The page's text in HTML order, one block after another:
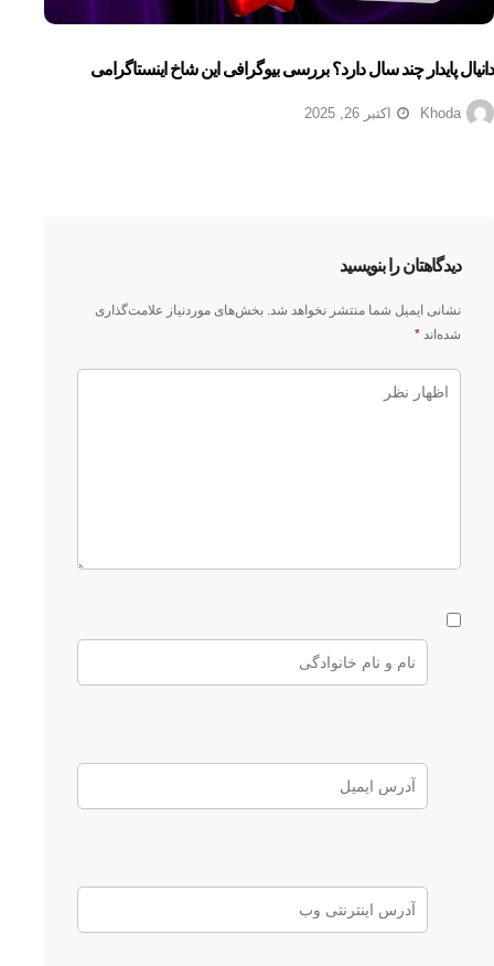
دانیال پایدار چند سال دارد؟ بررسی بیوگرافی این شاخ اینستاگرامی
Khoda اکتبر 26, 2025
دیدگاهتان را بنویسید
نشانی ایمیل شما منتشر نخواهد شد. بخش‌های موردنیاز علامت‌گذاری
شده‌اند *